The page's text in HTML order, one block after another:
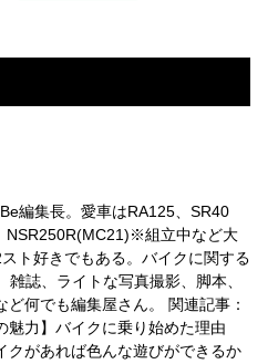
編集長。愛車はRA125、SR40
NSR250R(MC21)※組立中など大
ト好きでもある。バイクに関する
雑誌、ライトな写真撮影、脚本、
ど何でも編集屋さん。 関連記事：
魅力】バイクに乗り始めた理由
クがあれば色んな遊びができるか